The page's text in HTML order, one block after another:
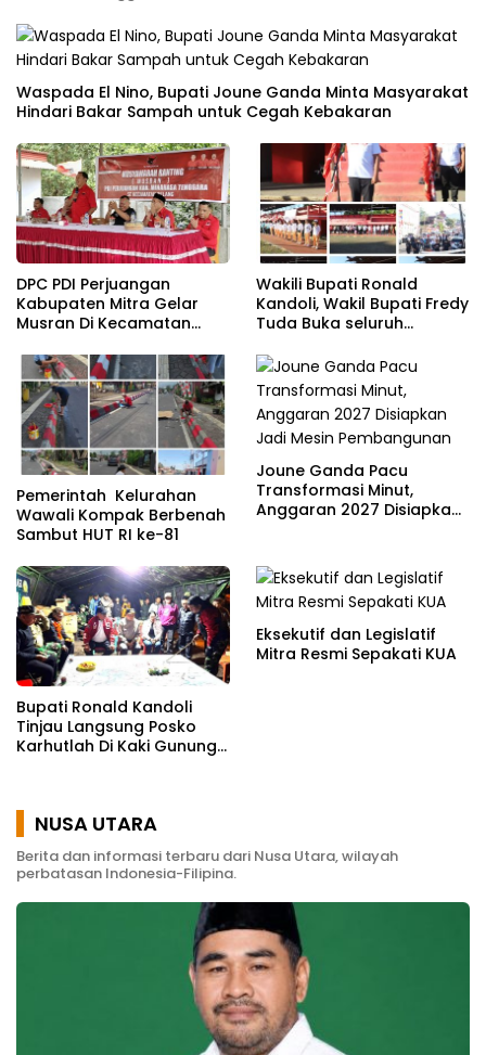
Waspada El Nino, Bupati Joune Ganda Minta Masyarakat
Hindari Bakar Sampah untuk Cegah Kebakaran
DPC PDI Perjuangan
Kabupaten Mitra Gelar
Musran Di Kecamatan
Wakili Bupati Ronald
Kandoli, Wakil Bupati Fredy
Tuda Buka seluruh
Meriahkan HUT RI ke 81
Pemerintah Kelurahan
Wawali Kompak Berbenah
Sambut HUT RI ke-81
Joune Ganda Pacu
Transformasi Minut,
Anggaran 2027 Disiapkan
Bupati Ronald Kandoli
Tinjau Langsung Posko
Karhutlah Di Kaki Gunung
Eksekutif dan Legislatif
Mitra Resmi Sepakati KUA
NUSA UTARA
Berita dan informasi terbaru dari Nusa Utara, wilayah
perbatasan Indonesia-Filipina.